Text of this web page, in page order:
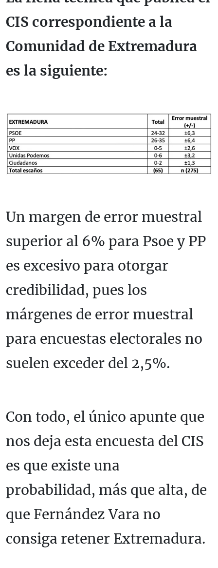
CIS correspondiente a la
Comunidad de Extremadura
es la siguiente:
Un margen de error muestral
superior al 6% para Psoe y PP
es excesivo para otorgar
credibilidad, pues los
márgenes de error muestral
para encuestas electorales no
suelen exceder del 2,5%.
Con todo, el único apunte que
nos deja esta encuesta del CIS
es que existe una
probabilidad, más que alta, de
que Fernández Vara no
consiga retener Extremadura.